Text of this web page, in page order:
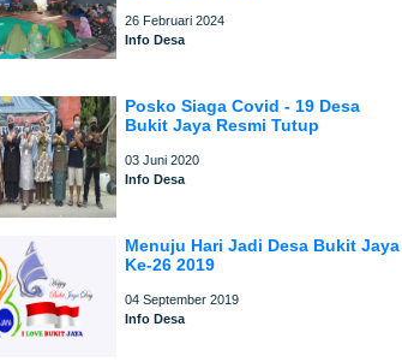
26 Februari 2024
Info Desa
Posko Siaga Covid - 19 Desa
Bukit Jaya Resmi Tutup
03 Juni 2020
Info Desa
Menuju Hari Jadi Desa Bukit Jaya
Ke-26 2019
04 September 2019
Info Desa